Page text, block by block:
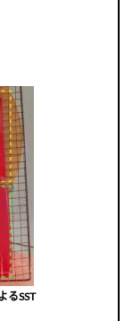
るSST